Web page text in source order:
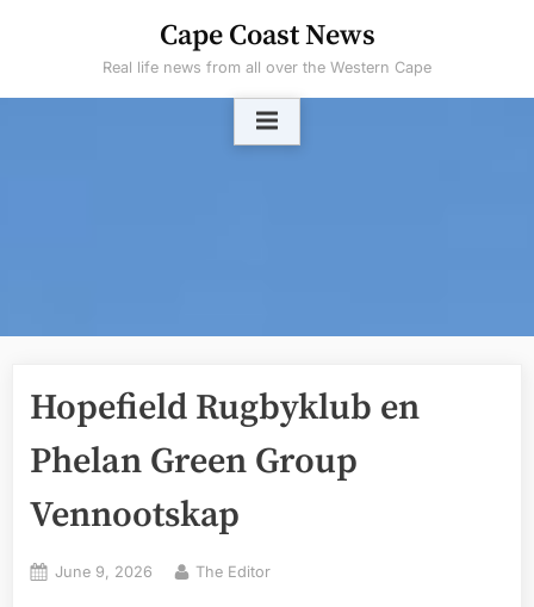
Cape Coast News
Real life news from all over the Western Cape
Hopefield Rugbyklub en
Phelan Green Group
Vennootskap
Posted
June 9, 2026 By
The Editor